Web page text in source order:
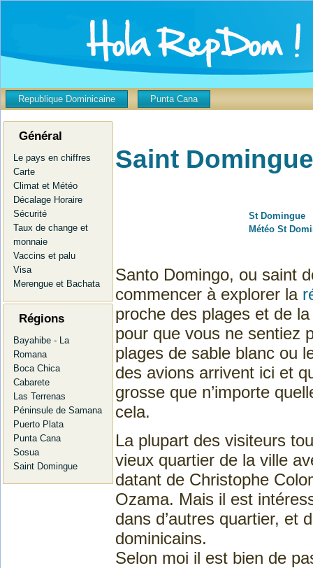
Republique Dominicaine Punta Cana
Général
Le pays en chiffres
Carte
Climat et Météo
Décalage Horaire
Sécurité
Taux de change et
monnaie
Vaccins et palu
Visa
Merengue et Bachata
Régions
Bayahibe - La
Romana
Boca Chica
Cabarete
Las Terrenas
Péninsule de Samana
Puerto Plata
Punta Cana
Sosua
Saint Domingue
Saint Domingue
St Domingue
Météo St
Santo Domingo, ou saint
commencer à explorer la
proche des plages et de
pour que vous ne sentiez
plages de sable blanc ou
des avions arrivent ici et
grosse que n’importe
cela.
La plupart des visiteurs
vieux quartier de la ville
datant de Christophe
Ozama. Mais il est
dans d’autres quartier, et
dominicains.
Selon moi il est bien de